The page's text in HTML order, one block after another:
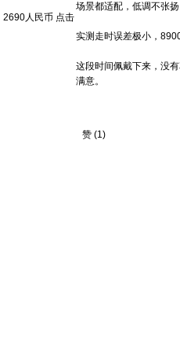
2690人民币 点击
场景都适配，低调不张扬
实测走时误差极小，
这段时间佩戴下来，没
满意。
赞 (1)